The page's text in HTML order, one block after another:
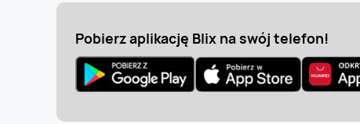
Pobierz aplikację Blix na swój telefon!